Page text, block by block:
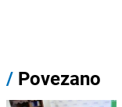
/ Povezano